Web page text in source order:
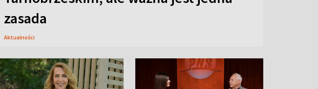
zasada
Aktualności